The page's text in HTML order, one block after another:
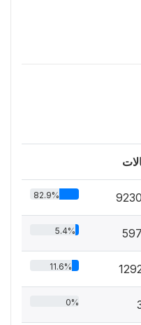
82.9%
5.4%
11.6%
0%